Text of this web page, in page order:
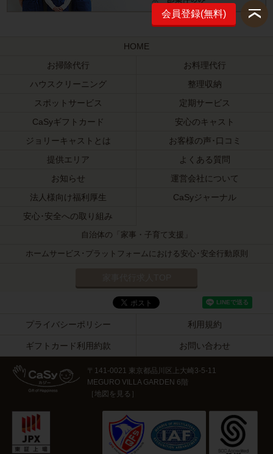
会員登録(無料)
HOME
お掃除代行
お料理代行
ハウスクリーニング
整理収納
スポットサービス
定期サービス
CaSyギフトカード
安心のキャスト
ジョリーキャストとは
お客様の声･口コミ
提供エリア
よくある質問
お知らせ
運営会社について
法人様向け福利厚生
CaSyジャーナル
安心･安全への取り組み
自治体の「家事・子育て支援」
ホームサービス･プラットフォームにおける安心･安全行動原則
プライバシーポリシー 利用規約
ギフトカード利用約款 お問い合わせ
〒141-0021 東京都品川区上大崎3-5-11
MEGURO VILLA GARDEN 6階
［地図を見る ］